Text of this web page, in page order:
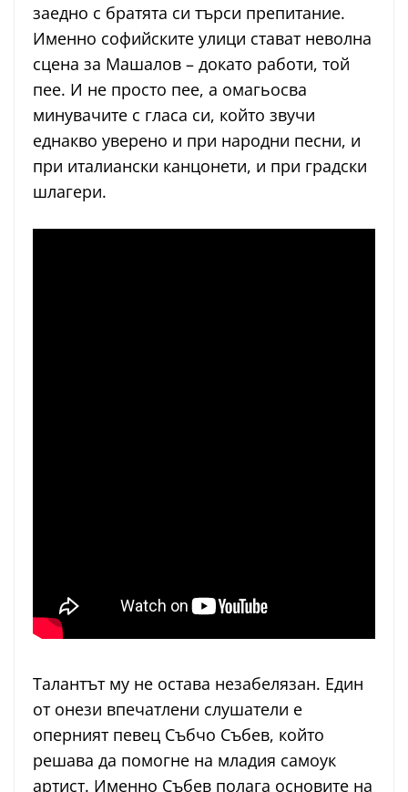
заедно с братята си търси препитание.
Именно софийските улици стават неволна
сцена за Машалов – докато работи, той
пее. И не просто пее, а омагьосва
минувачите с гласа си, който звучи
еднакво уверено и при народни песни, и
при италиански канцонети, и при градски
шлагери.
Талантът му не остава незабелязан. Един
от онези впечатлени слушатели е
оперният певец Събчо Събев, който
решава да помогне на младия самоук
артист. Именно Събев полага основите на